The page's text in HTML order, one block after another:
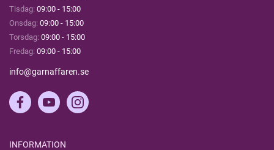
Tisdag: 09:00 - 15:00
Onsdag: 09:00 - 15:00
Torsdag: 09:00 - 15:00
Fredag: 09:00 - 15:00
info@garnaffaren.se
INFORMATION